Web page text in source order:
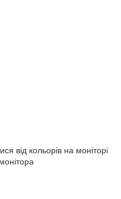
від кольорів на моніторі